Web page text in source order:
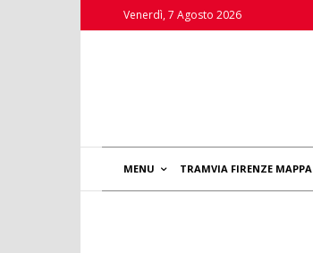
Venerdì, 7 Agosto 2026
MENU TRAMVIA FIRENZE MAPPA